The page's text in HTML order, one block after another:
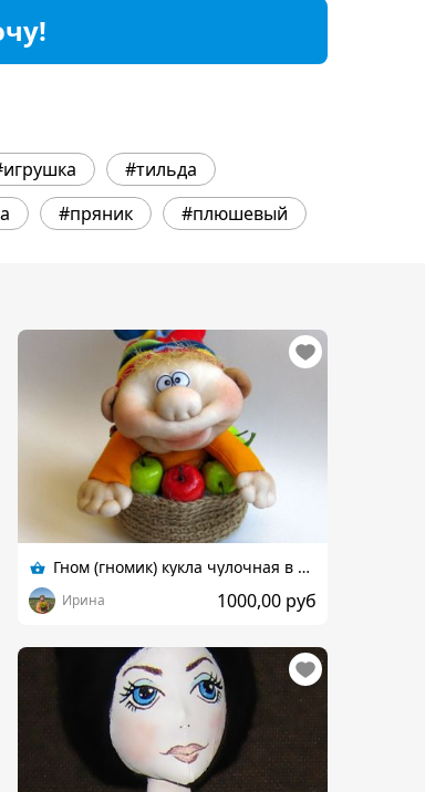
#тильда
#пряник #плюшевый
Гном (гномик) кукла чулочная в яблочной корзинке
Ирина 1000,00 руб